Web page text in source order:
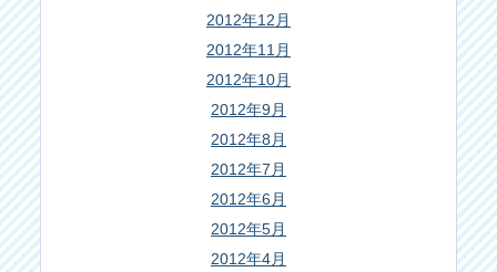
2012年12月
2012年11月
2012年10月
2012年9月
2012年8月
2012年7月
2012年6月
2012年5月
2012年4月